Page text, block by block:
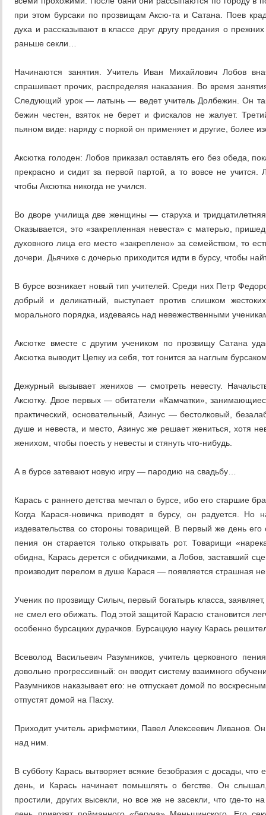
при этом бурсаки по прозвищам Аксю-та и Сатана. Поев
духа и рассказывают в классе друг другу предания о
раньше секли…
Начинаются занятия. Учитель Иван Михайлович Лобов
спрашивает прочих, распределяя наказания. Во время
Следующий урок — латынь — ведет учитель Долбежин. Он
бежин честен, взяток не берет и фискалов не жалует.
пьяном виде: наряду с поркой он применяет и другие, более
Аксютка голоден: Лобов приказал оставлять его без обеда,
прекрасно и сидит за первой партой, а то вовсе не
чтобы Аксютка никогда не учился.
Во дворе училища две женщины — старуха и
Оказывается, это «закрепленная невеста» с матерью,
духовного лица его место «закреплено» за семейством, то
дочери. Дьячихе с дочерью приходится идти в бурсу, чтобы
В бурсе возникает новый тип учителей. Среди них Петр
добрый и деликатный, выступает против слишком
морального порядка, издеваясь над невежественными
Аксютке вместе с другим учеником по прозвищу Сатана
Аксютка выводит Цепку из себя, тот гонится за наглым
Дежурный вызывает женихов — смотреть невесту.
Аксютку. Двое первых — обитатели «Камчатки»,
практический, основательный, Азинус — бестолковый,
душе и невеста, и место, Азинус же решает жениться, хотя
женихом, чтобы поесть у невесты и стянуть что-нибудь.
А в бурсе затевают новую игру — пародию на свадьбу…
Карась с раннего детства мечтал о бурсе, ибо его старшие
Когда Карася-новичка приводят в бурсу, он радуется.
издевательства со стороны товарищей. В первый же день его
пения он старается только открывать рот. Товарищи
обидна, Карась дерется с обидчиками, а Лобов, заставший
производит перелом в душе Карася — появляется страшная
Ученик по прозвищу Силыч, первый богатырь класса,
не смел его обижать. Под этой защитой Карасю становится
особенно бурсацких дурачков. Бурсацкую науку Карась
Всеволод Васильевич Разумников, учитель церковного
довольно прогрессивный: он вводит систему взаимного
Разумников наказывает его: не отпускает домой по
отпустят домой на Пасху.
Приходит учитель арифметики, Павел Алексеевич Ливанов.
над ним.
В субботу Карась вытворяет всякие безобразия с досады,
день, и Карась начинает помышлять о бегстве. Он
простили, других высекли, но все же не засекли, что где-то